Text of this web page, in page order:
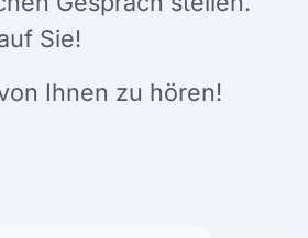
Sie!
Ihnen zu hören!